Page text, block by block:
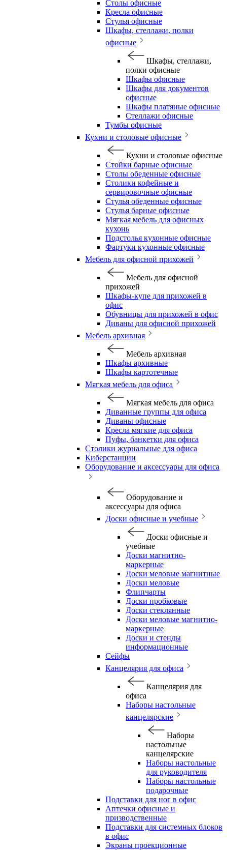
Столы офисные
Кресла офисные
Стулья офисные
Шкафы, стеллажи, полки
офисные
Шкафы, стеллажи,
полки офисные
Шкафы офисные
Шкафы для документов
офисные
Шкафы платяные офисные
Стеллажи офисные
Тумбы офисные
Кухни и столовые офисные
Кухни и столовые офисные
Стойки барные офисные
Столы обеденные офисные
Столики кофейные и
сервировочные офисные
Стулья обеденные офисные
Стулья барные офисные
Мягкая мебель для офисных
кухонь
Подстолья кухонные офисные
Фартуки кухонные офисные
Мебель для офисной прихожей
Мебель для офисной
прихожей
Шкафы-купе для прихожей в
офис
Обувницы для прихожей в офис
Диваны для офисной прихожей
Мебель архивная
Мебель архивная
Шкафы архивные
Шкафы картотечные
Мягкая мебель для офиса
Мягкая мебель для офиса
Диванные группы для офиса
Диваны офисные
Кресла мягкие для офиса
Пуфы, банкетки для офиса
Столики журнальные для офиса
Киберстанции
Оборудование и аксессуары для офиса
Оборудование и
аксессуары для офиса
Доски офисные и учебные
Доски офисные и
учебные
Доски магнитно-
маркерные
Доски меловые магнитные
Доски меловые
Флипчарты
Доски пробковые
Доски стеклянные
Доски меловые магнитно-
маркерные
Доски и стенды
информационные
Сейфы
Канцелярия для офиса
Канцелярия для
офиса
Наборы настольные
канцелярские
Наборы
настольные
канцелярские
Наборы настольные
для руководителя
Наборы настольные
подарочные
Подставки для ног в офис
Аптечки офисные и
призводственные
Подставки для системных блоков
в офис
Экраны проекционные